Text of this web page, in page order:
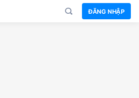
ĐĂNG NHẬP